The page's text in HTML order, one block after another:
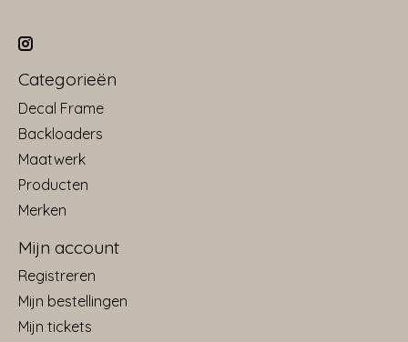
Categorieën
Decal Frame
Backloaders
Maatwerk
Producten
Merken
Mijn account
Registreren
Mijn bestellingen
Mijn tickets